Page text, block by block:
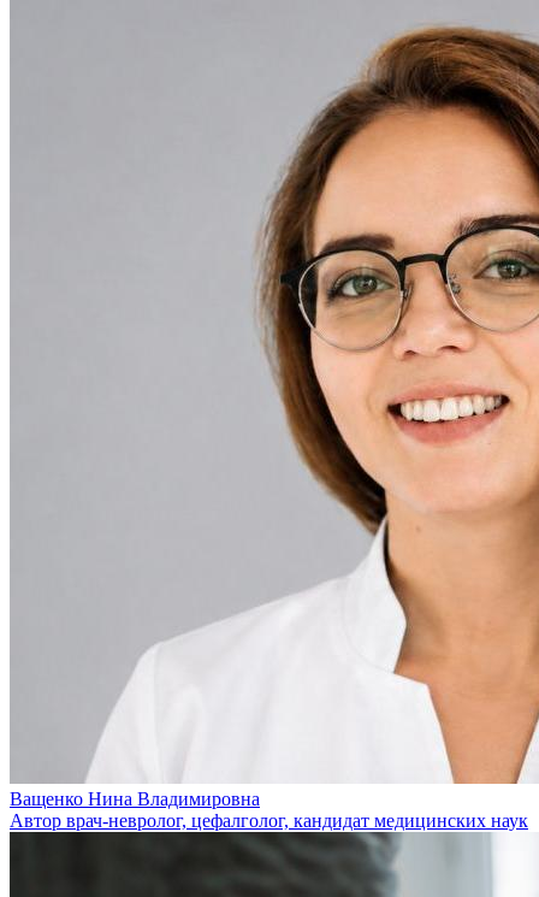
Ващенко Нина Владимировна
Автор врач-невролог, цефалголог, кандидат медицинских наук